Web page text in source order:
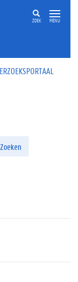
ZOEK MENU
Zoeken